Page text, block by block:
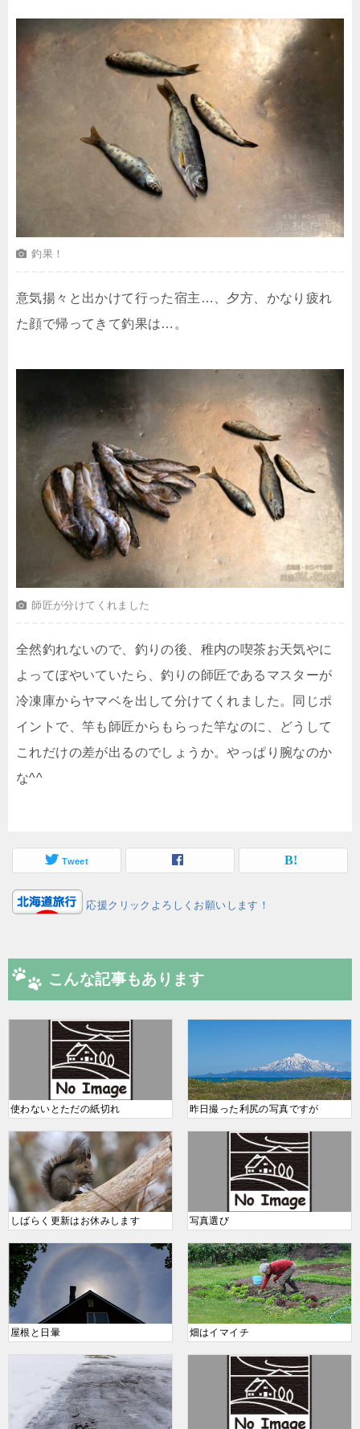
釣果！
意気揚々と出かけて行った宿主…、夕方、かなり疲れ
た顔で帰ってきて釣果は…。
師匠が分けてくれました
全然釣れないので、釣りの後、稚内の喫茶お天気やに
よってぼやいていたら、釣りの師匠であるマスターが
冷凍庫からヤマベを出して分けてくれました。同じポ
イントで、竿も師匠からもらった竿なのに、どうして
これだけの差が出るのでしょうか。やっぱり腕なのか
な^^
Tweet
応援クリックよろしくお願いします！
こんな記事もあります
使わないとただの紙切れ 昨日撮った利尻の写真ですが
しばらく更新はお休みします 写真選び
屋根と日暈 畑はイマイチ